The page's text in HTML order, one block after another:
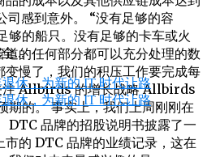
司感到意外。 “没有足够的容
够的船只。没有足够的卡车或火
的任何部分都可以充分处理的数
慢了，我们的积压工作要完成每
注 Allbirds 的增长战略 Allbirds
期的。 事实上，我们上周刚刚在
DTC 品牌的招股说明书披露了一
的 DTC 品牌的业绩记录，这在
...